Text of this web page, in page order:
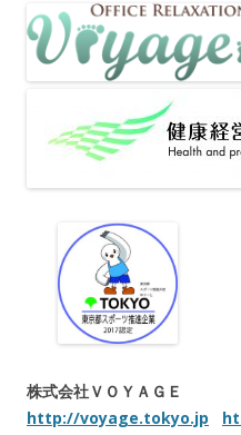
株式会社ＶＯＹＡＧＥ
http://voyage.tokyo.jp